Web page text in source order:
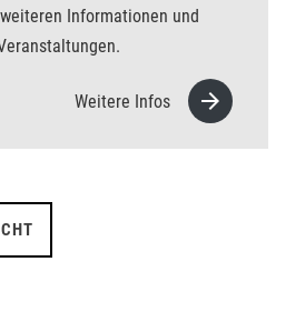
Informationen und
Weitere Infos arrow_forward